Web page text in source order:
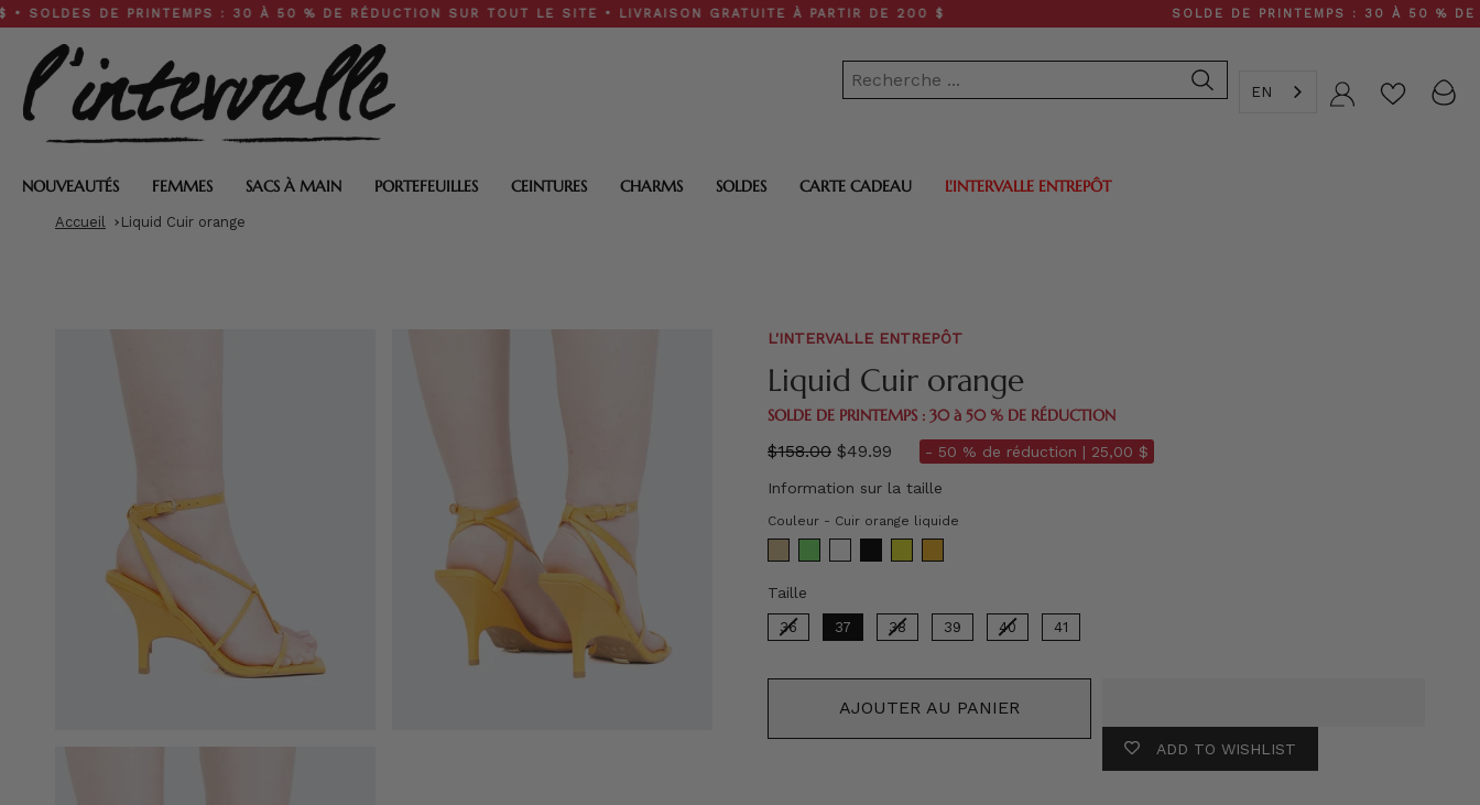
Skip
to
content
DE PRINTEMPS : 30 À 50 % DE RÉDUCTION SUR TOUT LE SITE • LIVRAISON GRATUITE À PARTIR DE 200 $ SOLDE DE PRINTEMPS : 30 À 50 % DE
EN Compte
NOUVEAUTÉS FEMMES SACS À MAIN PORTEFEUILLES CEINTURES CHARMS SOLDES CARTE CADEAU L'INTERVALLE ENTREPÔT
Accueil Liquid Cuir orange
L'INTERVALLE ENTREPÔT
Liquid Cuir orange
SOLDE DE PRINTEMPS : 30 à 50 % DE RÉDUCTION
régulier
$158.00 $49.99 - 50 % de réduction | 25,00 $
Information sur la taille
Couleur - Cuir orange liquide
Taille
36 37 38 39 40 41
AJOUTER AU PANIER
ADD TO WISHLIST